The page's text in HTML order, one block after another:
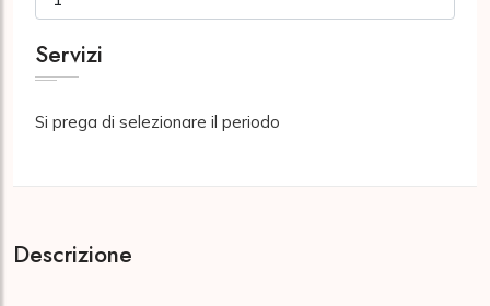
Servizi
Si prega di selezionare il periodo
Descrizione